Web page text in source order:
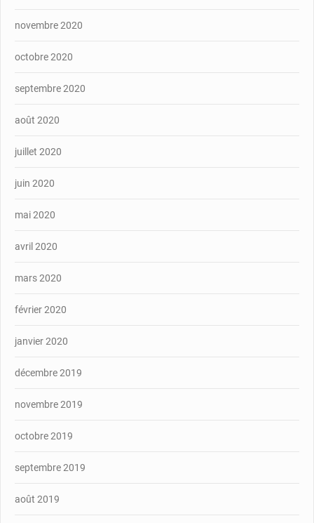
novembre 2020
octobre 2020
septembre 2020
août 2020
juillet 2020
juin 2020
mai 2020
avril 2020
mars 2020
février 2020
janvier 2020
décembre 2019
novembre 2019
octobre 2019
septembre 2019
août 2019